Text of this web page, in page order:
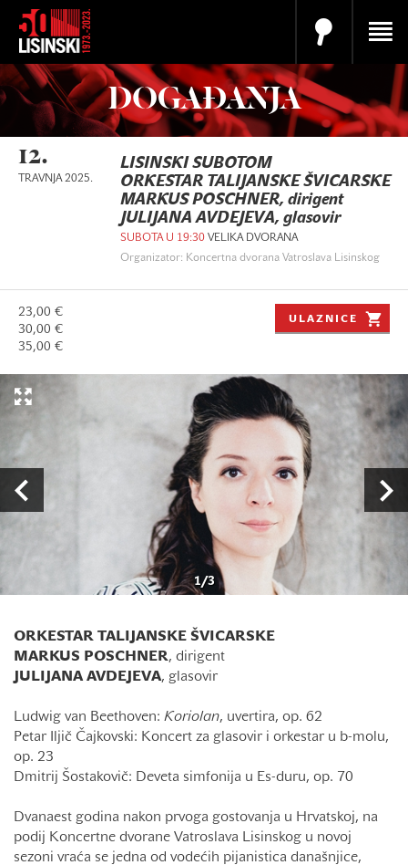
DOGAĐANJA
12.
TRAVNJA 2025.
LISINSKI SUBOTOM
ORKESTAR TALIJANSKE ŠVICARSKE
MARKUS POSCHNER, dirigent
JULIJANA AVDEJEVA, glasovir
SUBOTA U 19:30 VELIKA DVORANA
Organizator: Koncertna dvorana Vatroslava Lisinskog
23,00 €
30,00 €
35,00 €
ULAZNICE
1/3
ORKESTAR TALIJANSKE ŠVICARSKE
MARKUS POSCHNER, dirigent
JULIJANA AVDEJEVA, glasovir
Ludwig van Beethoven: Koriolan, uvertira, op. 62
Petar Iljič Čajkovski: Koncert za glasovir i orkestar u b-molu,
op. 23
Dmitrij Šostakovič: Deveta simfonija u Es-duru, op. 70
Dvanaest godina nakon prvoga gostovanja u Hrvatskoj, na
podij Koncertne dvorane Vatroslava Lisinskog u novoj
sezoni vraća se jedna od vodećih pijanistica današnjice,